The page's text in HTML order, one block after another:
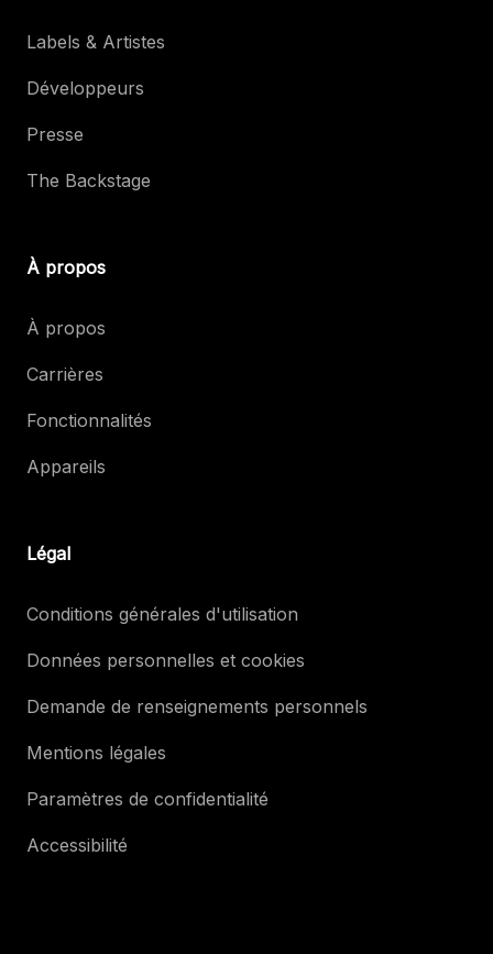
Labels & Artistes
Développeurs
Presse
The Backstage
À propos
À propos
Carrières
Fonctionnalités
Appareils
Légal
Conditions générales d'utilisation
Données personnelles et cookies
Demande de renseignements personnels
Mentions légales
Paramètres de confidentialité
Accessibilité